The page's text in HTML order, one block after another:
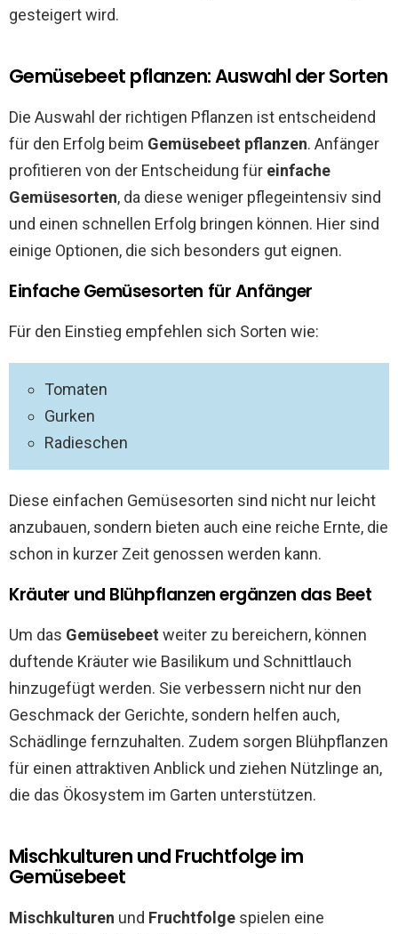
gesteigert wird.
Gemüsebeet pflanzen: Auswahl der Sorten
Die Auswahl der richtigen Pflanzen ist entscheidend
für den Erfolg beim Gemüsebeet pflanzen. Anfänger
profitieren von der Entscheidung für einfache
Gemüsesorten, da diese weniger pflegeintensiv sind
und einen schnellen Erfolg bringen können. Hier sind
einige Optionen, die sich besonders gut eignen.
Einfache Gemüsesorten für Anfänger
Für den Einstieg empfehlen sich Sorten wie:
Tomaten
Gurken
Radieschen
Diese einfachen Gemüsesorten sind nicht nur leicht
anzubauen, sondern bieten auch eine reiche Ernte, die
schon in kurzer Zeit genossen werden kann.
Kräuter und Blühpflanzen ergänzen das Beet
Um das Gemüsebeet weiter zu bereichern, können
duftende Kräuter wie Basilikum und Schnittlauch
hinzugefügt werden. Sie verbessern nicht nur den
Geschmack der Gerichte, sondern helfen auch,
Schädlinge fernzuhalten. Zudem sorgen Blühpflanzen
für einen attraktiven Anblick und ziehen Nützlinge an,
die das Ökosystem im Garten unterstützen.
Mischkulturen und Fruchtfolge im
Gemüsebeet
Mischkulturen und Fruchtfolge spielen eine